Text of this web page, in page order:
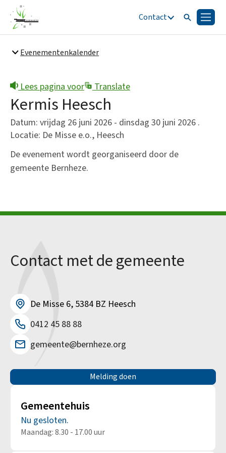
Contact ZoekenMenu
Snel naar
Bestuur en organisatie
Evenementenkalender
Lees pagina voor Translate
Kermis Heesch
Datum: vrijdag 26 juni 2026 - dinsdag 30 juni 2026 .
Locatie: De Misse e.o., Heesch
De evenement wordt georganiseerd door de
gemeente Bernheze.
Contact met de gemeente
De Misse 6, 5384 BZ Heesch
0412 45 88 88
gemeente@bernheze.org
Melding doen
Gemeentehuis
Nu gesloten.
Maandag: 8.30 - 17.00 uur